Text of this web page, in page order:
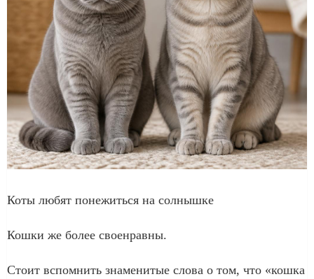
Коты любят понежиться на солнышке
Кошки же более своенравны.
Стоит вспомнить знаменитые слова о том, что «кошка